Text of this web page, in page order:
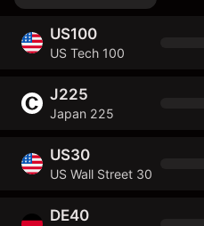
US100
US Tech 100
J225
Japan 225
US30
US Wall Street 30
DE40